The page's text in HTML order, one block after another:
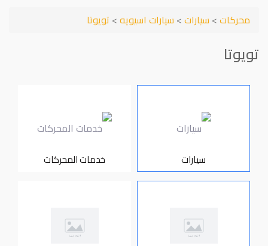
محركات> سيارات> سيارات اسيويه> تويوتا
تويوتا
سيارات خدمات المحركات